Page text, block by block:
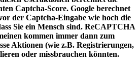
Captcha-Score. Google berechnet
der Captcha-Eingabe wie hoch die
Sie ein Mensch sind. ReCAPTCHA
kommen immer dann zum
Aktionen (wie z.B. Registrierungen,
oder missbrauchen könnten.